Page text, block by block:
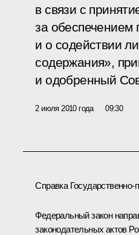
в связи с
за обеспечением
и о содействии
содержания»,
и одобренный
2 июля 2010 года 09:30
Справка Государственно-
Федеральный закон
законодательных актов